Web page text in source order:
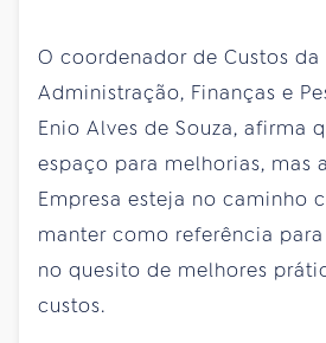
O coordenador de Custos
Administração, Finanças e
Enio Alves de Souza, afirma
espaço para melhorias, mas
Empresa esteja no caminho
manter como referência
no quesito de melhores
custos.